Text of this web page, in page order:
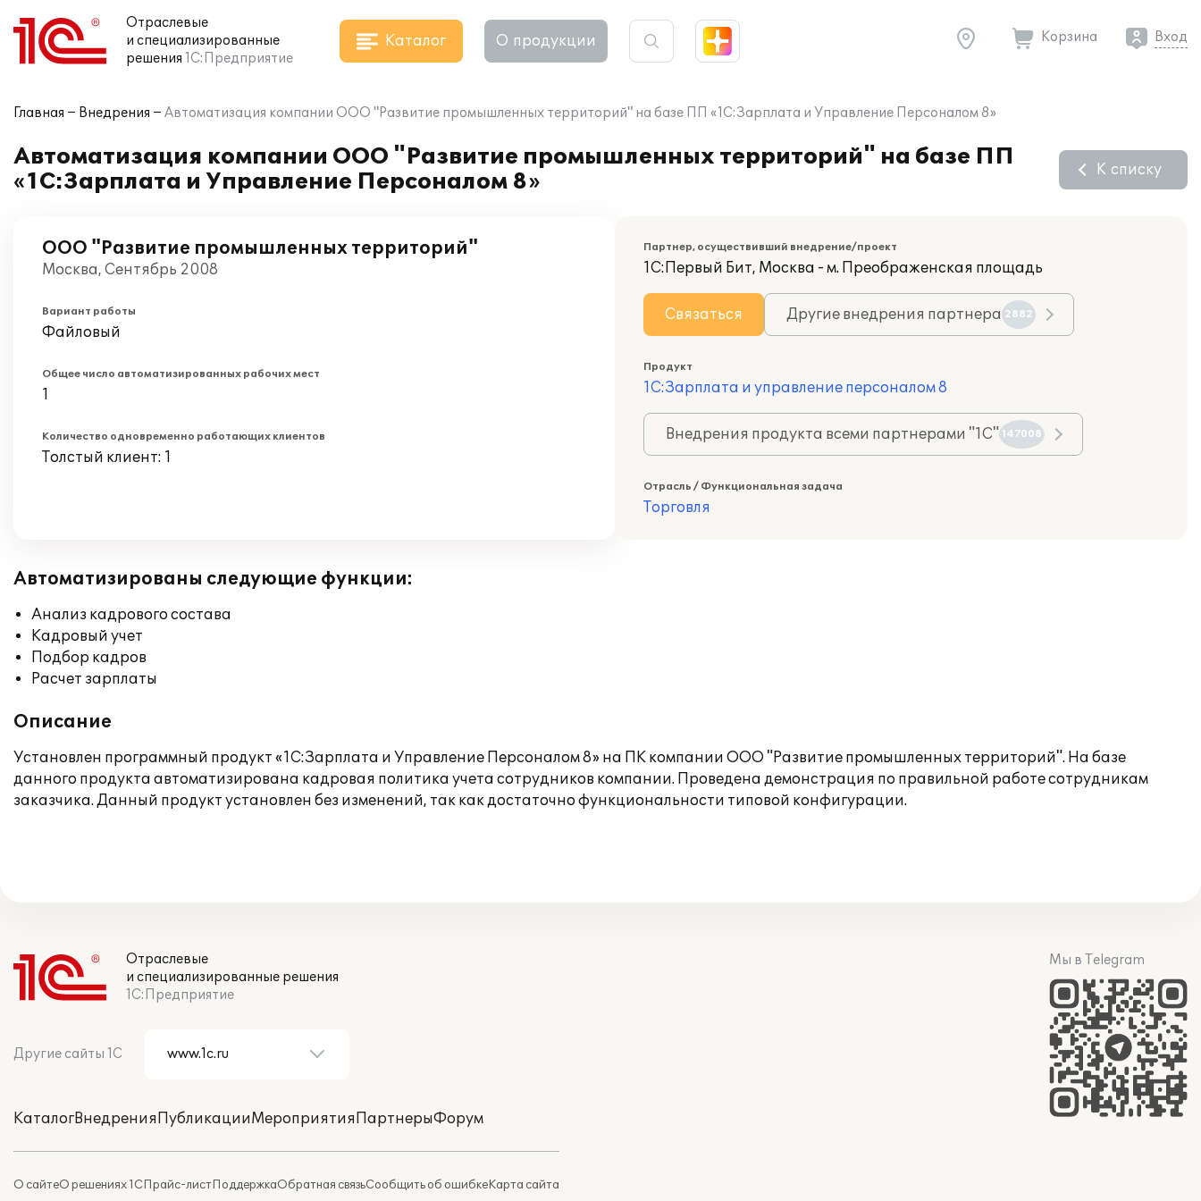
Отраслевые
и специализированные
решения 1С:Предприятие
Каталог О продукции Корзина Вход
Главная Внедрения Автоматизация компании ООО "Развитие промышленных территорий" на базе ПП «1С:Зарплата и Управление Персоналом 8»
Автоматизация компании ООО "Развитие промышленных территорий" на базе ПП
«1С:Зарплата и Управление Персоналом 8»
К списку
ООО "Развитие промышленных территорий"
Москва, Сентябрь 2008
Вариант работы
Файловый
Общее число автоматизированных рабочих мест
1
Количество одновременно работающих клиентов
Толстый клиент: 1
Партнер, осуществивший внедрение/проект
1С:Первый Бит, Москва - м. Преображенская площадь
Связаться Другие внедрения партнера 2882
Продукт
1С:Зарплата и управление персоналом 8
Внедрения продукта всеми партнерами "1С" 147008
Отрасль / Функциональная задача
Торговля
Автоматизированы следующие функции:
Анализ кадрового состава
Кадровый учет
Подбор кадров
Расчет зарплаты
Описание
Установлен программный продукт «1С:Зарплата и Управление Персоналом 8» на ПК компании ООО "Развитие промышленных территорий". На базе
данного продукта автоматизирована кадровая политика учета сотрудников компании. Проведена демонстрация по правильной работе сотрудникам
заказчика. Данный продукт установлен без изменений, так как достаточно функциональности типовой конфигурации.
Отраслевые
и специализированные решения
1С:Предприятие
Другие сайты 1С
КаталогВнедренияПубликацииМероприятияПартнерыФорум
О сайтеО решениях 1СПрайс-листПоддержкаОбратная связьСообщить об ошибкеКарта сайта
Мы в Telegram